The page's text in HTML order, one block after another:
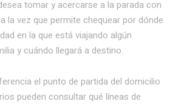
tomar y acercarse a la parada con
la vez que permite chequear por dónde
en la que está viajando algún
y cuándo llegará a destino.
el punto de partida del domicilio
pueden consultar qué líneas de